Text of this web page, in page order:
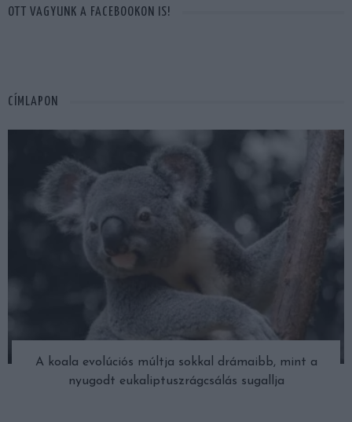
OTT VAGYUNK A FACEBOOKON IS!
CÍMLAPON
A koala evolúciós múltja sokkal drámaibb, mint a
nyugodt eukaliptuszrágcsálás sugallja